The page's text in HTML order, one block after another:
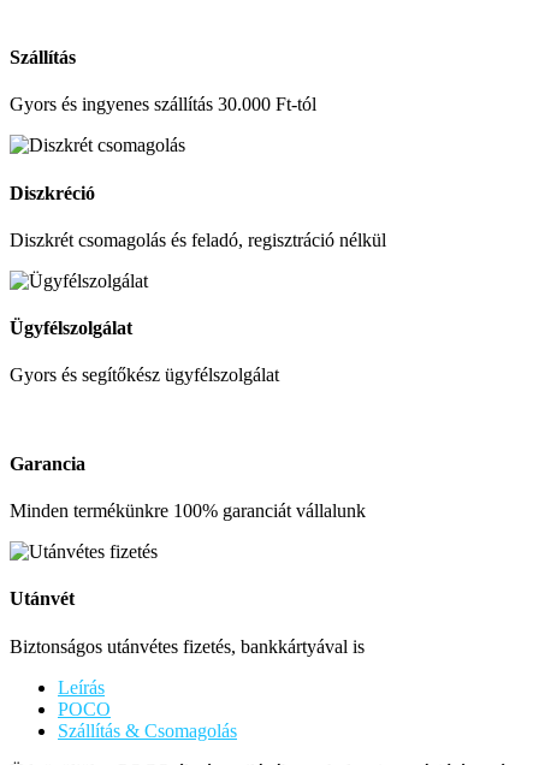
Szállítás
Gyors és ingyenes szállítás 30.000 Ft-tól
Diszkréció
Diszkrét csomagolás és feladó, regisztráció nélkül
Ügyfélszolgálat
Gyors és segítőkész ügyfélszolgálat
Garancia
Minden termékünkre 100% garanciát vállalunk
Utánvét
Biztonságos utánvétes fizetés, bankkártyával is
Leírás
POCO
Szállítás & Csomagolás